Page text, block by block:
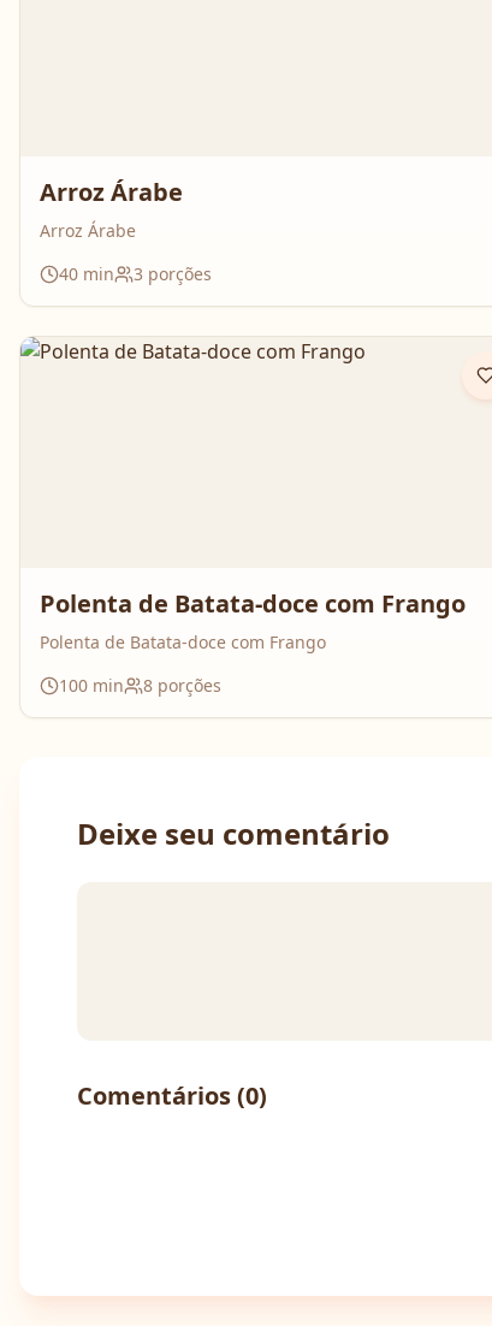
Arroz Árabe
Arroz Árabe
40 min 3 porções
Polenta de Batata-doce com Frango
Polenta de Batata-doce com Frango
100 min 8 porções
Deixe seu comentário
Comentários (0)